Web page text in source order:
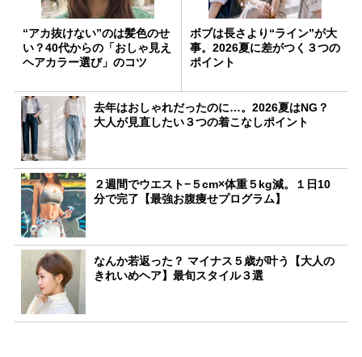
“アカ抜けない”のは髪色のせ
い？40代からの「おしゃ見え
ヘアカラー選び」のコツ
ボブは長さより“ライン”が大
事。2026夏に差がつく３つの
ポイント
去年はおしゃれだったのに…。2026夏はNG？
大人が見直したい３つの着こなしポイント
２週間でウエスト−５cm×体重５kg減。１日10
分で完了【最強お腹痩せプログラム】
なんか若返った？ マイナス５歳が叶う【大人の
きれいめヘア】最旬スタイル３選